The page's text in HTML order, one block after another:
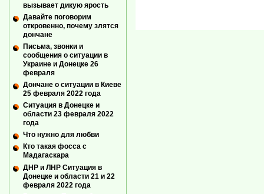
вызывает дикую ярость
Давайте поговорим
откровенно, почему злятся
дончане
Письма, звонки и
сообщения о ситуации в
Украине и Донецке 26
февраля
Дончане о ситуации в Киеве
25 февраля 2022 года
Ситуация в Донецке и
области 23 февраля 2022
года
Что нужно для любви
Кто такая фосса с
Мадагаскара
ДНР и ЛНР Ситуация в
Донецке и области 21 и 22
февраля 2022 года